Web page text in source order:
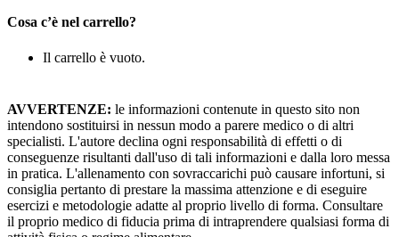
Cosa c’è nel carrello?
Il carrello è vuoto.
AVVERTENZE: le informazioni contenute in questo sito non
intendono sostituirsi in nessun modo a parere medico o di altri
specialisti. L'autore declina ogni responsabilità di effetti o di
conseguenze risultanti dall'uso di tali informazioni e dalla loro messa
in pratica. L'allenamento con sovraccarichi può causare infortuni, si
consiglia pertanto di prestare la massima attenzione e di eseguire
esercizi e metodologie adatte al proprio livello di forma. Consultare
il proprio medico di fiducia prima di intraprendere qualsiasi forma di